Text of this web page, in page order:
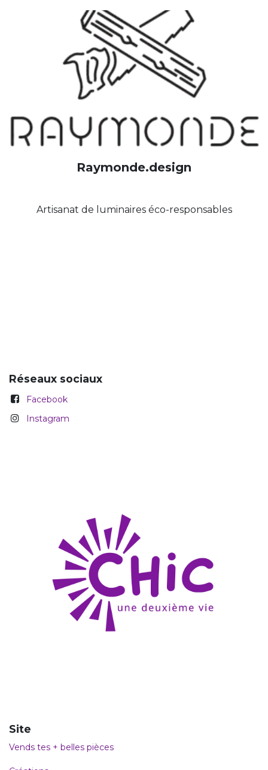
Raymonde.design
Artisanat de luminaires éco-responsables
Réseaux sociaux
Facebook
Instagram
Site
Vends tes + belles pièces